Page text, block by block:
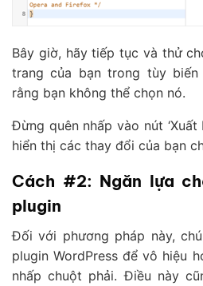
Bây giờ, hãy tiếp tục và thử
trang của bạn trong tùy
rằng bạn không thể chọn nó.
Đừng quên nhấp vào nút ‘Xuất
hiển thị các thay đổi của bạn
Cách #2: Ngăn lựa
plugin
Đối với phương pháp này,
plugin WordPress để vô hiệu
nhấp chuột phải. Điều này